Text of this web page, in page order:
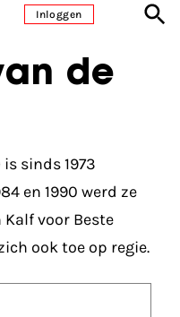
Inloggen
de
sinds 1973
en 1990 werd ze
voor Beste
ook toe op regie.